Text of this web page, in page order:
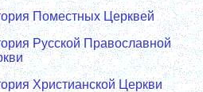
Поместных Церквей
Русской Православной
Христианской Церкви